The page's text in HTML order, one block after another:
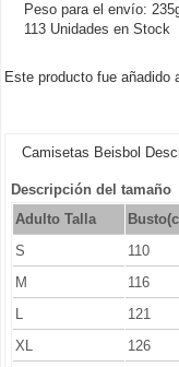
Peso para el envío:
113 Unidades en Stock
Este producto fue añadido
Camisetas Beisbol
Descripción del tamaño
Adulto Talla
S
110
M
116
L
121
XL
126